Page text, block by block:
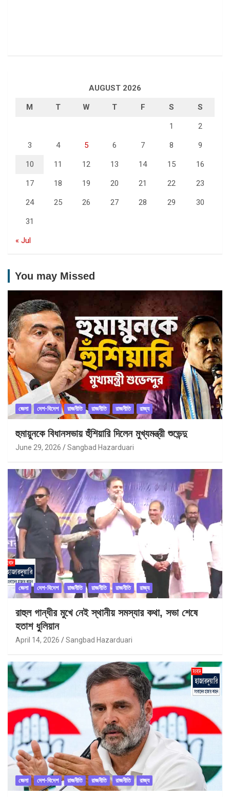
AUGUST 2026
M T W T F S S
1 2
3 4 5 6 7 8 9
10 11 12 13 14 15 16
17 18 19 20 21 22 23
24 25 26 27 28 29 30
31
« Jul
You may Missed
জেলা দেশ-বিদেশ রাজনীতি রাজনীতি রাজনীতি রাজ্য
হুমায়ুনকে বিধানসভায় হুঁশিয়ারি দিলেন মুখ্যমন্ত্রী শুভেন্দু
June 29, 2026 Sangbad Hazarduari
জেলা দেশ-বিদেশ রাজনীতি রাজনীতি রাজনীতি রাজ্য
রাহুল গান্ধীর মুখে নেই স্থানীয় সমস্যার কথা, সভা শেষে
হতাশ ধুলিয়ান
April 14, 2026 Sangbad Hazarduari
জেলা দেশ-বিদেশ রাজনীতি রাজনীতি রাজনীতি রাজ্য